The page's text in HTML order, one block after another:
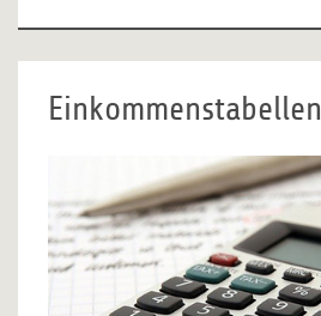
Einkommenstabellen